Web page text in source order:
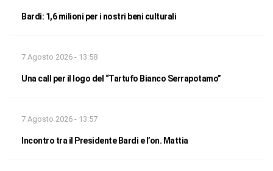
Bardi: 1,6 milioni per i nostri beni culturali
7 Agosto 2026 - 13:58
Una call per il logo del “Tartufo Bianco Serrapotamo”
7 Agosto 2026 - 13:57
Incontro tra il Presidente Bardi e l’on. Mattia